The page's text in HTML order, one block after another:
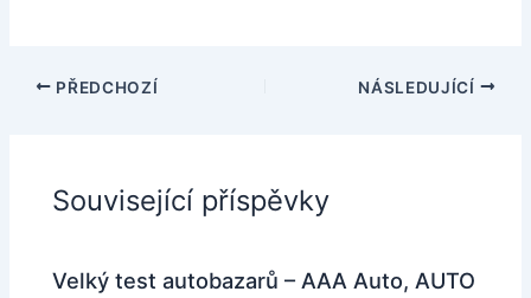
PŘEDCHOZÍ NÁSLEDUJÍCÍ
Související příspěvky
Velký test autobazarů – AAA Auto, AUTO